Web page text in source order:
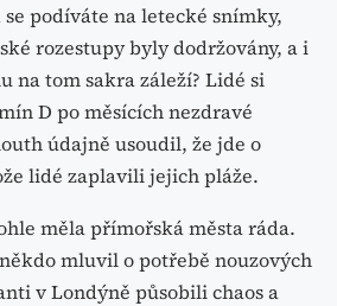
podíváte na letecké snímky,
rozestupy byly dodržovány, a i
na tom sakra záleží? Lidé si
D po měsících nezdravé
údajně usoudil, že jde o
lidé zaplavili jejich pláže.
měla přímořská města ráda.
mluvil o potřebě nouzových
v Londýně působili chaos a